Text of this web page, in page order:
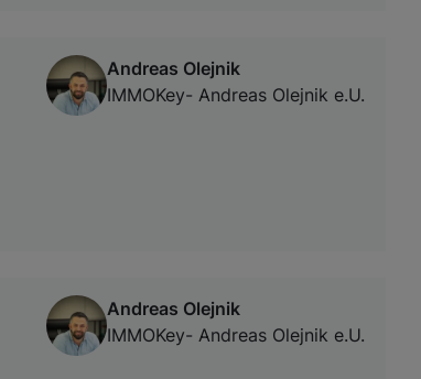
Andreas Olejnik
IMMOKey- Andreas Olejnik e.U.
Andreas Olejnik
IMMOKey- Andreas Olejnik e.U.